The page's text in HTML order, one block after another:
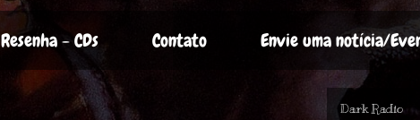
Resenha - CDs Contato Envie uma notícia/
Dark Radio